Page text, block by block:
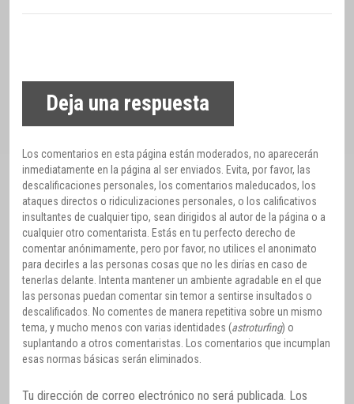
Deja una respuesta
Los comentarios en esta página están moderados, no aparecerán
inmediatamente en la página al ser enviados. Evita, por favor, las
descalificaciones personales, los comentarios maleducados, los
ataques directos o ridiculizaciones personales, o los calificativos
insultantes de cualquier tipo, sean dirigidos al autor de la página o a
cualquier otro comentarista. Estás en tu perfecto derecho de
comentar anónimamente, pero por favor, no utilices el anonimato
para decirles a las personas cosas que no les dirías en caso de
tenerlas delante. Intenta mantener un ambiente agradable en el que
las personas puedan comentar sin temor a sentirse insultados o
descalificados. No comentes de manera repetitiva sobre un mismo
tema, y mucho menos con varias identidades (astroturfing) o
suplantando a otros comentaristas. Los comentarios que incumplan
esas normas básicas serán eliminados.
Tu dirección de correo electrónico no será publicada. Los